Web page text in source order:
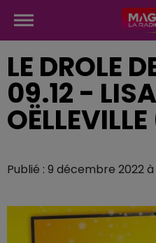
LE DROLE
09.12 -
Publié : 9 décembre 2022 à